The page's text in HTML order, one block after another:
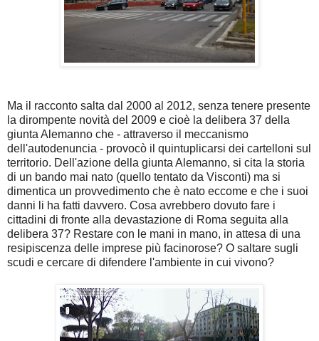
Ma il racconto salta dal 2000 al 2012, senza tenere presente
la dirompente novità del 2009 e cioè la delibera 37 della
giunta Alemanno che - attraverso il meccanismo
dell'autodenuncia - provocò il quintuplicarsi dei cartelloni sul
territorio. Dell'azione della giunta Alemanno, si cita la storia
di un bando mai nato (quello tentato da Visconti) ma si
dimentica un provvedimento che è nato eccome e che i suoi
danni li ha fatti davvero. Cosa avrebbero dovuto fare i
cittadini di fronte alla devastazione di Roma seguita alla
delibera 37? Restare con le mani in mano, in attesa di una
resipiscenza delle imprese più facinorose? O saltare sugli
scudi e cercare di difendere l'ambiente in cui vivono?